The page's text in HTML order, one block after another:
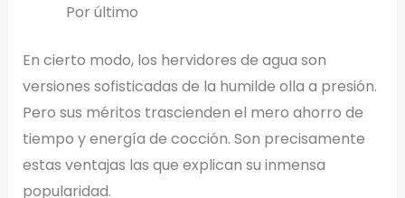
Por último
En cierto modo, los hervidores de agua son
versiones sofisticadas de la humilde olla a presión.
Pero sus méritos trascienden el mero ahorro de
tiempo y energía de cocción. Son precisamente
estas ventajas las que explican su inmensa
popularidad.